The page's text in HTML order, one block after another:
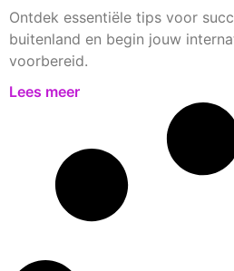
Ontdek essentiële tips voor
buitenland en begin jouw
voorbereid.
Lees meer